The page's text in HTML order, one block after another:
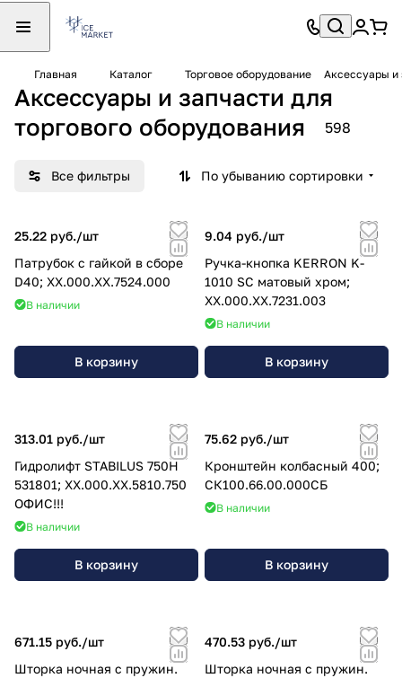
Главная Каталог Торговое оборудование Аксессуары и
Аксессуары и запчасти для
торгового оборудования
598
Все фильтры По убыванию сортировки
25.22 руб./шт
Патрубок с гайкой в сборе
D40; XX.000.XX.7524.000
В наличии
В корзину
9.04 руб./шт
Ручка-кнопка KERRON K-
1010 SC матовый хром;
ХХ.000.ХХ.7231.003
В наличии
В корзину
313.01 руб./шт
Гидролифт STABILUS 750Н
531801; ХХ.000.ХХ.5810.750
ОФИС!!!
В наличии
В корзину
75.62 руб./шт
Кронштейн колбасный 400;
СК100.66.00.000СБ
В наличии
В корзину
671.15 руб./шт
Шторка ночная с пружин.
470.53 руб./шт
Шторка ночная с пружин.